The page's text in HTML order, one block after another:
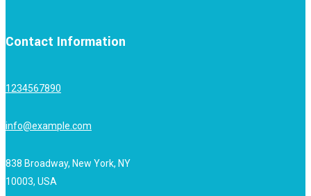
Contact Information
1234567890
info@example.com
838 Broadway, New York, NY
10003, USA